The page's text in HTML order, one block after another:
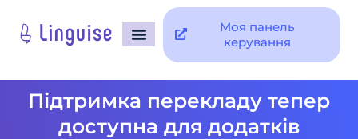
Моя панель
керування
Підтримка перекладу тепер
доступна для додатків